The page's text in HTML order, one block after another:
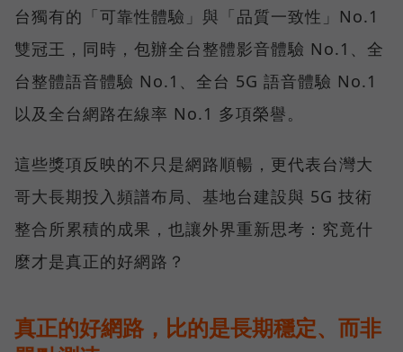
台獨有的「可靠性體驗」與「品質一致性」No.1
雙冠王，同時，包辦全台整體影音體驗 No.1、全
台整體語音體驗 No.1、全台 5G 語音體驗 No.1
以及全台網路在線率 No.1 多項榮譽。
這些獎項反映的不只是網路順暢，更代表台灣大
哥大長期投入頻譜布局、基地台建設與 5G 技術
整合所累積的成果，也讓外界重新思考：究竟什
麼才是真正的好網路？
真正的好網路，比的是長期穩定、而非